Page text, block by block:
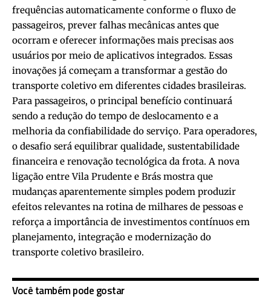
frequências automaticamente conforme o fluxo de
passageiros, prever falhas mecânicas antes que
ocorram e oferecer informações mais precisas aos
usuários por meio de aplicativos integrados. Essas
inovações já começam a transformar a gestão do
transporte coletivo em diferentes cidades brasileiras.
Para passageiros, o principal benefício continuará
sendo a redução do tempo de deslocamento e a
melhoria da confiabilidade do serviço. Para operadores,
o desafio será equilibrar qualidade, sustentabilidade
financeira e renovação tecnológica da frota. A nova
ligação entre Vila Prudente e Brás mostra que
mudanças aparentemente simples podem produzir
efeitos relevantes na rotina de milhares de pessoas e
reforça a importância de investimentos contínuos em
planejamento, integração e modernização do
transporte coletivo brasileiro.
Você também pode gostar